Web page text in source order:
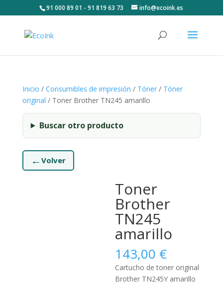
91 000 89 01 - 91 819 63 73 info@ecoink.es
Inicio / Consumibles de impresión / Tóner/ Tóner
original / Toner Brother TN245 amarillo
Buscar otro producto
← Volver
Toner
Brother
TN245
amarillo
143,00 €
Cartucho de toner original
Brother TN245Y amarillo